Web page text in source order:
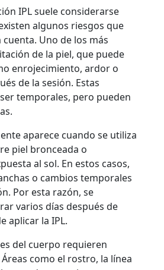
IPL suele considerarse
algunos riesgos que
Uno de los más
de la piel, que puede
enrojecimiento, ardor o
de la sesión. Estas
temporales, pero pueden
aparece cuando se utiliza
piel bronceada o
al sol. En estos casos,
o cambios temporales
Por esta razón, se
varios días después de
aplicar la IPL.
del cuerpo requieren
como el rostro, la línea